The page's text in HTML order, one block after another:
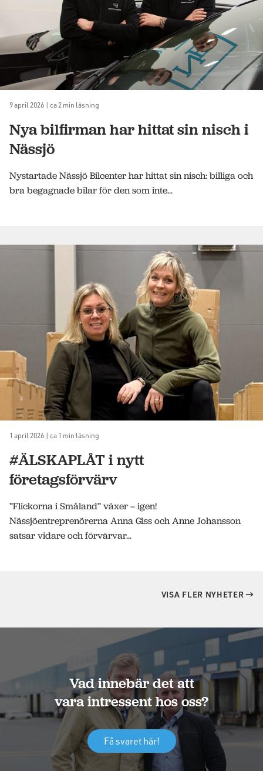
9 april 2026 | ca 2 min läsning
Nya bilfirman har hittat sin nisch i
Nässjö
Nystartade Nässjö Bilcenter har hittat sin nisch: billiga och
bra begagnade bilar för den som inte...
1 april 2026 | ca 1 min läsning
#ÄLSKAPLÅT i nytt
företagsförvärv
”Flickorna i Småland” växer – igen!
Nässjöentreprenörerna Anna Giss och Anne Johansson
satsar vidare och förvärvar...
VISA FLER NYHETER
Vad innebär det att
vara intressent hos oss?
Få svaret här!